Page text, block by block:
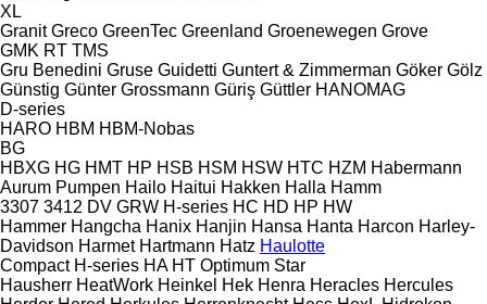
XL
Granit Greco GreenTec Greenland Groenewegen Grove
GMK RT TMS
Gru Benedini Gruse Guidetti Guntert & Zimmerman Göker Gölz
Günstig Günter Grossmann Güriş Güttler HANOMAG
D-series
HARO HBM HBM-Nobas
BG
HBXG HG HMT HP HSB HSM HSW HTC HZM Habermann
Aurum Pumpen Hailo Haitui Hakken Halla Hamm
3307 3412 DV GRW H-series HC HD HP HW
Hammer Hangcha Hanix Hanjin Hansa Hanta Harcon Harley-
Davidson Harmet Hartmann Hatz Haulotte
Compact H-series HA HT Optimum Star
Hausherr HeatWork Heinkel Hek Henra Heracles Hercules